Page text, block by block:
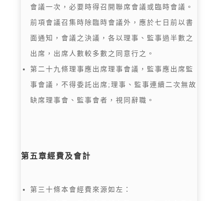
會議一次，必要時得召開聯席會議或臨時會議。
前項會議召集時除臨時會議外，應於七日前以書
面通知，會議之決議，各以理事、監事過半數之
出席，出席人數較多數之同意行之。
第二十九條理事應出席理事會議，監事應出席監
事會議，不得委託出席;理事、監事連續二次無故
缺席理事會、監事會者，視同辭職。
第五章經費及會計
第三十條本會經費來源如左：